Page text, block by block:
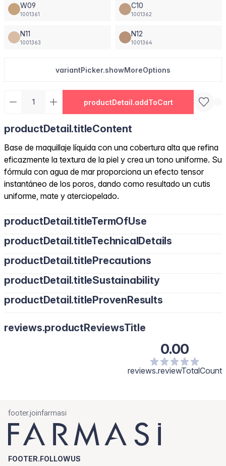
W09
1001361
C10
1001362
N11
1001363
N12
1001364
variantPicker.showMoreOptions
productDetail.addToCart
productDetail.titleContent
Base de maquillaje líquida con una cobertura alta que refina
eficazmente la textura de la piel y crea un tono uniforme. Su
fórmula con agua de mar proporciona un efecto tensor
instantáneo de los poros, dando como resultado un cutis
uniforme, mate y aterciopelado.
productDetail.titleTermOfUse
productDetail.titleTechnicalDetails
productDetail.titlePrecautions
productDetail.titleSustainability
productDetail.titleProvenResults
reviews.productReviewsTitle
0.00
reviews.reviewTotalCount
footer.joinfarmasi
FOOTER.FOLLOWUS